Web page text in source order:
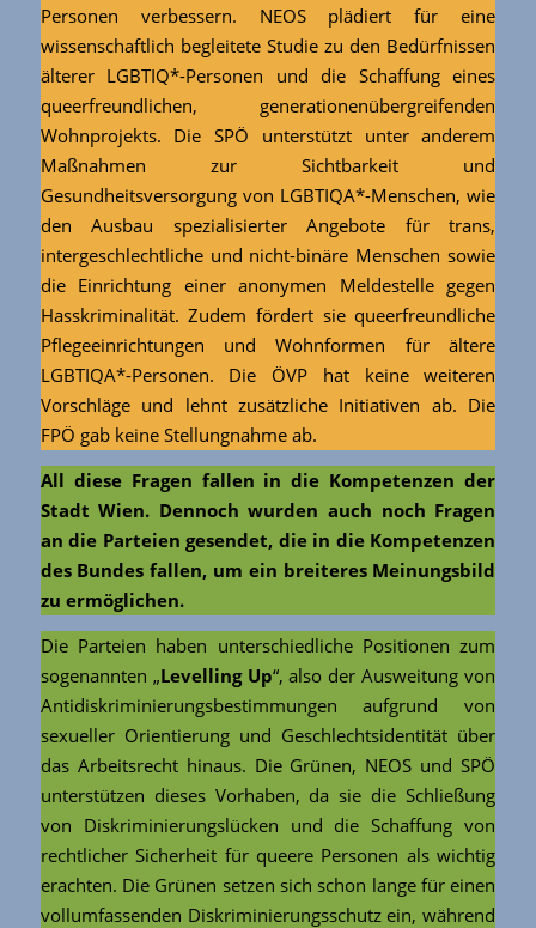
Personen verbessern. NEOS plädiert für eine
wissenschaftlich begleitete Studie zu den Bedürfnissen
älterer LGBTIQ*-Personen und die Schaffung eines
queerfreundlichen, generationenübergreifenden
Wohnprojekts. Die SPÖ unterstützt unter anderem
Maßnahmen zur Sichtbarkeit und
Gesundheitsversorgung von LGBTIQA*-Menschen, wie
den Ausbau spezialisierter Angebote für trans,
intergeschlechtliche und nicht-binäre Menschen sowie
die Einrichtung einer anonymen Meldestelle gegen
Hasskriminalität. Zudem fördert sie queerfreundliche
Pflegeeinrichtungen und Wohnformen für ältere
LGBTIQA*-Personen. Die ÖVP hat keine weiteren
Vorschläge und lehnt zusätzliche Initiativen ab. Die
FPÖ gab keine Stellungnahme ab.
All diese Fragen fallen in die Kompetenzen der
Stadt Wien. Dennoch wurden auch noch Fragen
an die Parteien gesendet, die in die Kompetenzen
des Bundes fallen, um ein breiteres Meinungsbild
zu ermöglichen.
Die Parteien haben unterschiedliche Positionen zum
sogenannten „Levelling Up“, also der Ausweitung von
Antidiskriminierungsbestimmungen aufgrund von
sexueller Orientierung und Geschlechtsidentität über
das Arbeitsrecht hinaus. Die Grünen, NEOS und SPÖ
unterstützen dieses Vorhaben, da sie die Schließung
von Diskriminierungslücken und die Schaffung von
rechtlicher Sicherheit für queere Personen als wichtig
erachten. Die Grünen setzen sich schon lange für einen
vollumfassenden Diskriminierungsschutz ein, während